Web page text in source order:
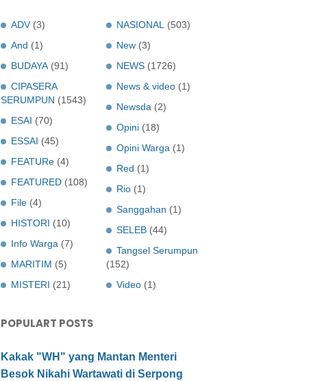
ADV (3)
And (1)
BUDAYA (91)
CIPASERA
SERUMPUN (1543)
ESAI (70)
ESSAI (45)
FEATURe (4)
FEATURED (108)
File (4)
HISTORI (10)
Info Warga (7)
MARITIM (5)
MISTERI (21)
NASIONAL
(503)
New (3)
NEWS (1726)
News & video (1)
Newsda (2)
Opini (18)
Opini Warga (1)
Red (1)
Rio (1)
Sanggahan (1)
SELEB (44)
Tangsel Serumpun
(152)
Video (1)
POPULART POSTS
Kakak "WH" yang Mantan Menteri
Besok Nikahi Wartawati di Serpong